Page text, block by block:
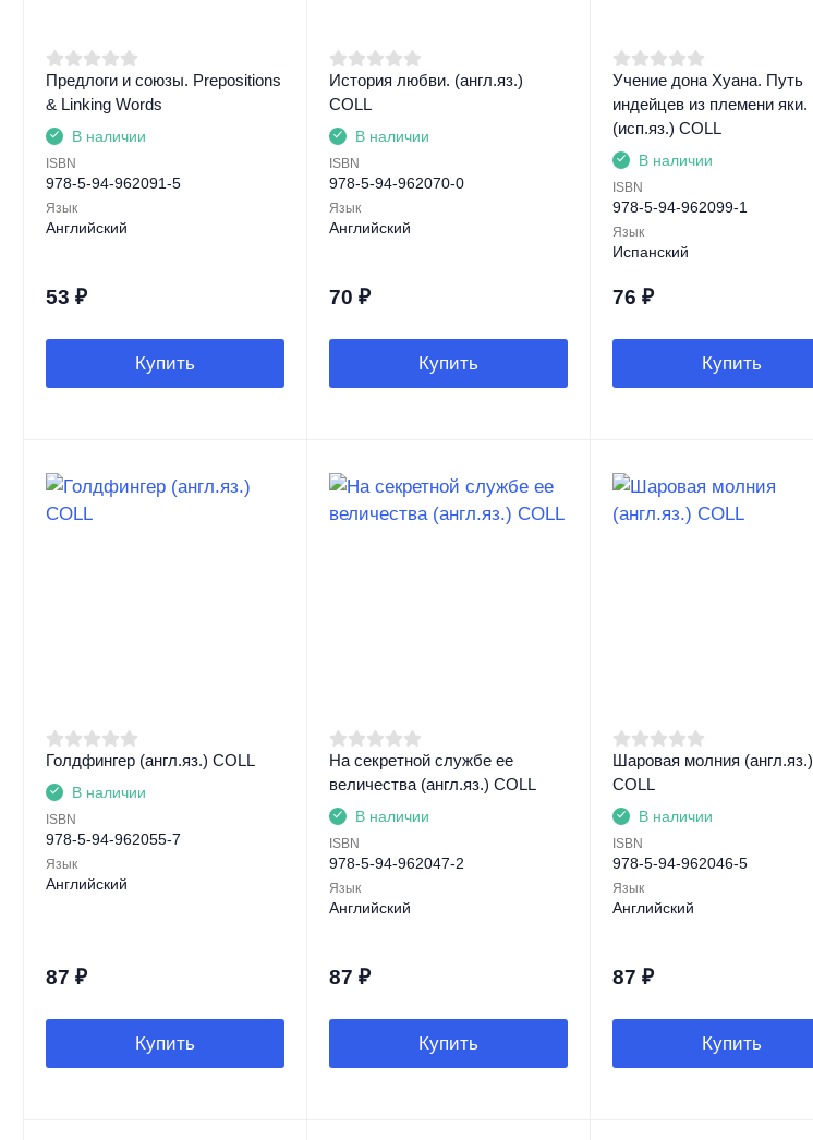
Предлоги и союзы. Prepositions
& Linking Words
В наличии
ISBN
978-5-94-962091-5
Язык
Английский
53 ₽
Купить
История любви. (англ.яз.)
СOLL
В наличии
ISBN
978-5-94-962070-0
Язык
Английский
70 ₽
Купить
Учение дона Хуана. Путь
индейцев из племени яки.
(исп.яз.) COLL
В наличии
ISBN
978-5-94-962099-1
Язык
Испанский
76 ₽
Купить
Голдфингер (англ.яз.) COLL
В наличии
ISBN
978-5-94-962055-7
Язык
Английский
87 ₽
Купить
На секретной службе ее
величества (англ.яз.) COLL
В наличии
ISBN
978-5-94-962047-2
Язык
Английский
87 ₽
Купить
Шаровая молния (англ.яз.)
COLL
В наличии
ISBN
978-5-94-962046-5
Язык
Английский
87 ₽
Купить